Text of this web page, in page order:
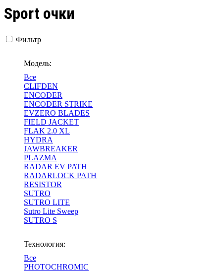
Sport очки
Фильтр
Модель:
Все
CLIFDEN
ENCODER
ENCODER STRIKE
EVZERO BLADES
FIELD JACKET
FLAK 2.0 XL
HYDRA
JAWBREAKER
PLAZMA
RADAR EV PATH
RADARLOCK PATH
RESISTOR
SUTRO
SUTRO LITE
Sutro Lite Sweep
SUTRO S
Технология:
Все
PHOTOCHROMIC